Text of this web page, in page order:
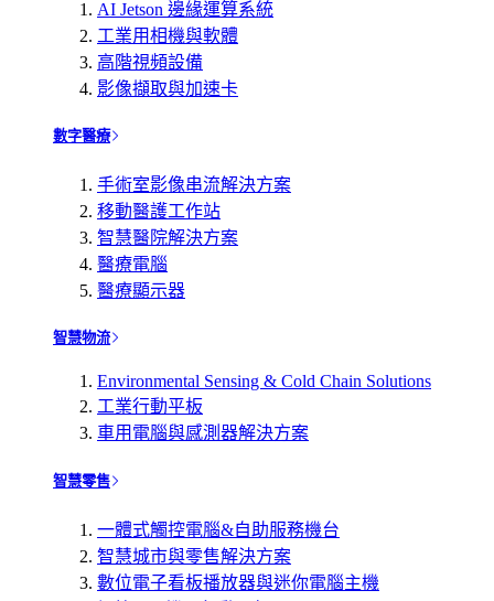
AI Jetson 邊緣運算系統
工業用相機與軟體
高階視頻設備
影像擷取與加速卡
數字醫療
手術室影像串流解決方案
移動醫護工作站
智慧醫院解決方案
醫療電腦
醫療顯示器
智慧物流
Environmental Sensing & Cold Chain Solutions
工業行動平板
車用電腦與感測器解決方案
智慧零售
一體式觸控電腦&自助服務機台
智慧城市與零售解決方案
數位電子看板播放器與迷你電腦主機